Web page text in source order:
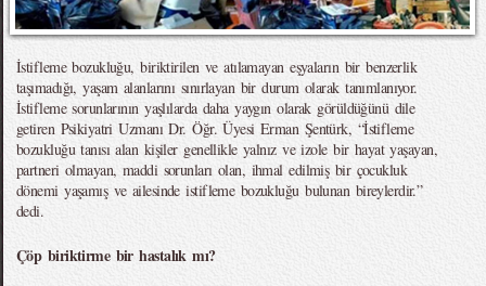
İstifleme bozukluğu, biriktirilen ve atılamayan eşyaların bir benzerlik
taşımadığı, yaşam alanlarını sınırlayan bir durum olarak tanımlanıyor.
İstifleme sorunlarının yaşlılarda daha yaygın olarak görüldüğünü dile
getiren Psikiyatri Uzmanı Dr. Öğr. Üyesi Erman Şentürk, “İstifleme
bozukluğu tanısı alan kişiler genellikle yalnız ve izole bir hayat yaşayan,
partneri olmayan, maddi sorunları olan, ihmal edilmiş bir çocukluk
dönemi yaşamış ve ailesinde istifleme bozukluğu bulunan bireylerdir.”
dedi.
Çöp biriktirme bir hastalık mı?